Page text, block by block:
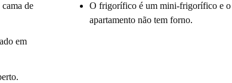
de
em
O frigorífico é um mini-frigorífico e o
apartamento não tem forno.